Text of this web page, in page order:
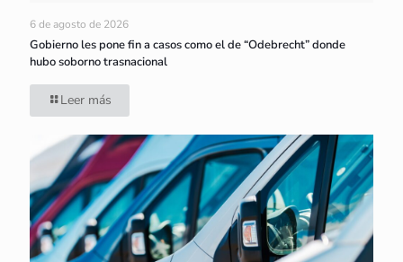
6 de agosto de 2026
Gobierno les pone fin a casos como el de “Odebrecht” donde
hubo soborno trasnacional
Leer más